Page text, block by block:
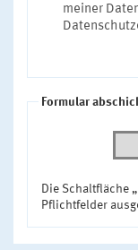
meiner
Formular
Die Schaltfläche
Pflichtfelder